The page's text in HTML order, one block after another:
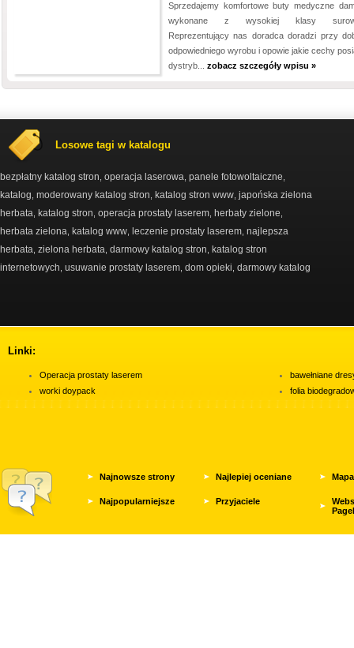
Sprzedajemy komfortowe buty medyczne
wykonane z wysokiej klasy
Reprezentujący nas doradca doradzi przy
odpowiedniego wyrobu i opowie jakie cechy
dystryb... zobacz szczegóły wpisu »
Losowe tagi w katalogu
bezpłatny katalog stron operacja laserowa panele fotowoltaiczne
katalog moderowany katalog stron katalog stron www japońska zielona
herbata katalog stron operacja prostaty laserem herbaty zielone
herbata zielona katalog www leczenie prostaty laserem najlepsza
herbata zielona herbata darmowy katalog stron
katalog stron
internetowych usuwanie prostaty laserem dom opieki darmowy katalog
Linki:
Operacja prostaty laserem
worki doypack
bawełniane
folia
Najnowsze strony Najlepiej oceniane
Najpopularniejsze Przyjaciele